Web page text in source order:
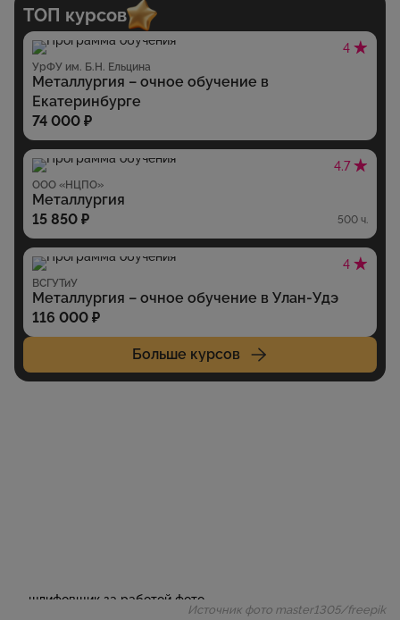
ТОП курсов
4
УрФУ им. Б.Н. Ельцина
Металлургия – очное обучение в
Екатеринбурге
74 000 ₽
4.7
ООО «НЦПО»
Металлургия
15 850 ₽
500 ч.
4
ВСГУТиУ
Металлургия – очное обучение в Улан-Удэ
116 000 ₽
Больше курсов
Источник фото master1305/freepik